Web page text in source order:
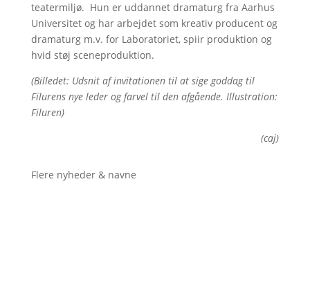
teatermiljø. Hun er uddannet dramaturg fra Aarhus
Universitet og har arbejdet som kreativ producent og
dramaturg m.v. for Laboratoriet, spiir produktion og
hvid støj sceneproduktion.
(Billedet: Udsnit af invitationen til at sige goddag til
Filurens nye leder og farvel til den afgående. Illustration:
Filuren)
(caj)
Flere nyheder & navne